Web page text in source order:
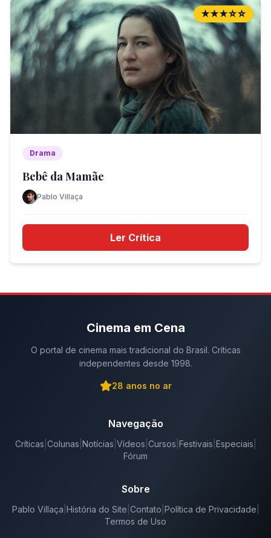
★★★☆☆
Drama
Bebê da Mamãe
Pablo Villaça
Ler Crítica
Cinema em Cena
O portal de cinema mais tradicional do Brasil. Críticas
independentes desde 1998.
28 anos no ar
Navegação
Críticas Colunas Notícias Vídeos Cursos Festivais Especiais
Fórum
Sobre
Pablo Villaça História do Site Contato Política de Privacidade
Termos de Uso